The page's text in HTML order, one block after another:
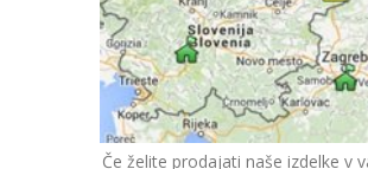
Če želite prodajati naše izdelke v